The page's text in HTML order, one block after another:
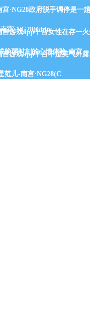
宫·NG28政府脱手调停是一趟
宫·NG28(Chin
宫游戏app平台女性在存一火边
脆弱时刻的心情体验-南宫
宫游戏app平台不是英气外露的
范儿-南宫·NG28(C